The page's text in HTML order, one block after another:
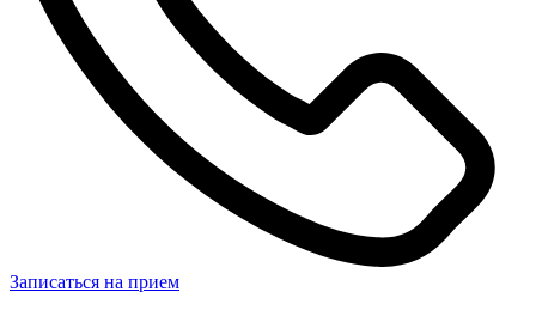
Записаться на прием